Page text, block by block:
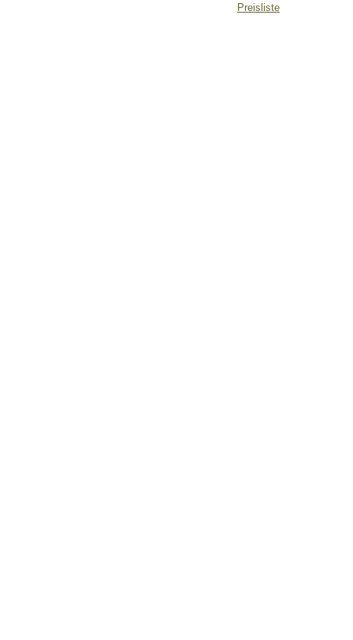
Preisliste